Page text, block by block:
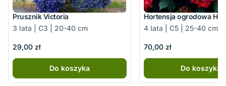
Prusznik Victoria
3 lata | C3 | 20-40 cm
29,00 zł
Do koszyka
Hortensja ogrodowa Hot
4 lata | C5 | 25-40 cm
70,00 zł
Do koszyka